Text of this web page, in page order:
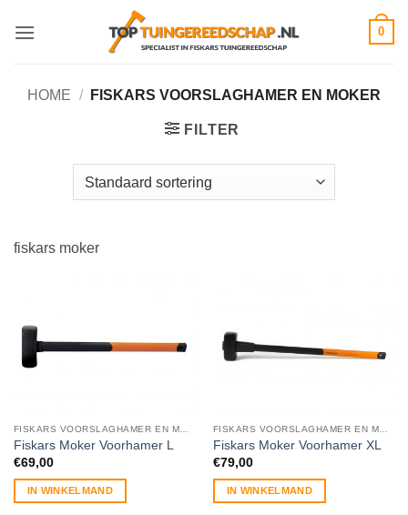
naar
0
HOME / FISKARS VOORSLAGHAMER EN MOKER
FILTER
fiskars moker
Fiskars Moker Voorhamer L
€69,00
IN WINKELMAND
Fiskars Moker Voorhamer XL
€79,00
IN WINKELMAND